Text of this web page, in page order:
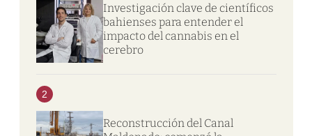
Investigación clave de científicos
bahienses para entender el
impacto del cannabis en el
cerebro
2
Reconstrucción del Canal